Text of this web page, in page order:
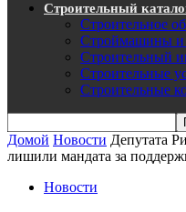
Строительный
Строительное
Строймашины и
Строительный
Строительные
Строительные
Домой Новости Депутата
лишили мандата за
Новости